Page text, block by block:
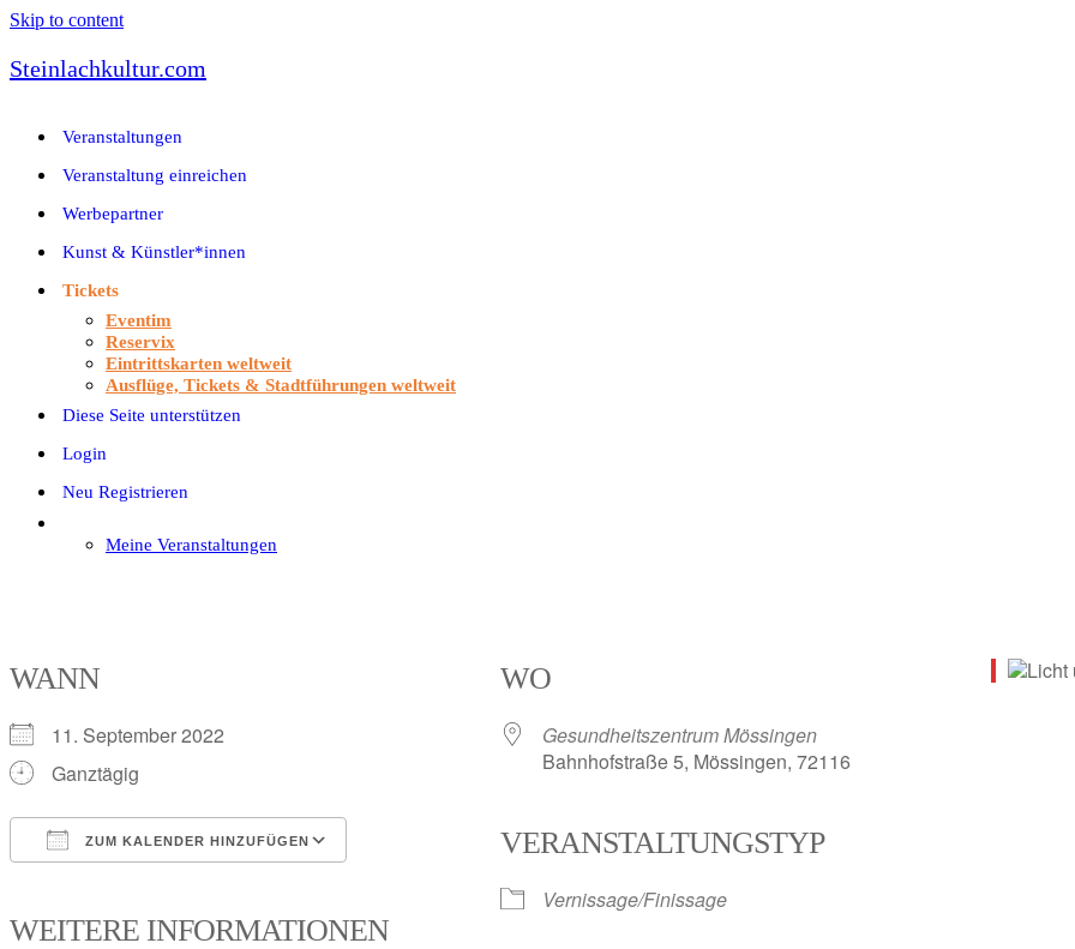
Skip to content
Steinlachkultur.com
Veranstaltungen
Veranstaltung einreichen
Werbepartner
Kunst & Künstler*innen
Tickets
Eventim
Reservix
Eintrittskarten weltweit
Ausflüge, Tickets & Stadtführungen weltweit
Diese Seite unterstützen
Login
Neu Registrieren
Meine Veranstaltungen
WANN
11. September 2022
Ganztägig
ZUM KALENDER HINZUFÜGEN
WEITERE INFORMATIONEN
WO
Gesundheitszentrum Mössingen
Bahnhofstraße 5, Mössingen, 72116
VERANSTALTUNGSTYP
Vernissage/Finissage